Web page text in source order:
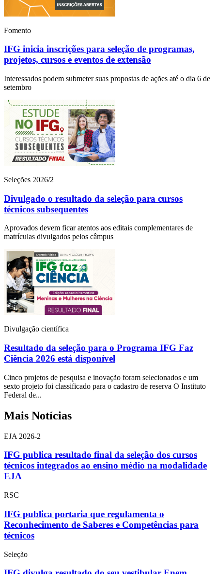
Fomento
IFG inicia inscrições para seleção de programas,
projetos, cursos e eventos de extensão
Interessados podem submeter suas propostas de ações até o dia 6 de
setembro
Seleções 2026/2
Divulgado o resultado da seleção para cursos
técnicos subsequentes
Aprovados devem ficar atentos aos editais complementares de
matrículas divulgados pelos câmpus
Divulgação científica
Resultado da seleção para o Programa IFG Faz
Ciência 2026 está disponível
Cinco projetos de pesquisa e inovação foram selecionados e um
sexto projeto foi classificado para o cadastro de reserva O Instituto
Federal de...
Mais Notícias
EJA 2026-2
IFG publica resultado final da seleção dos cursos
técnicos integrados ao ensino médio na modalidade
EJA
RSC
IFG publica portaria que regulamenta o
Reconhecimento de Saberes e Competências para
técnicos
Seleção